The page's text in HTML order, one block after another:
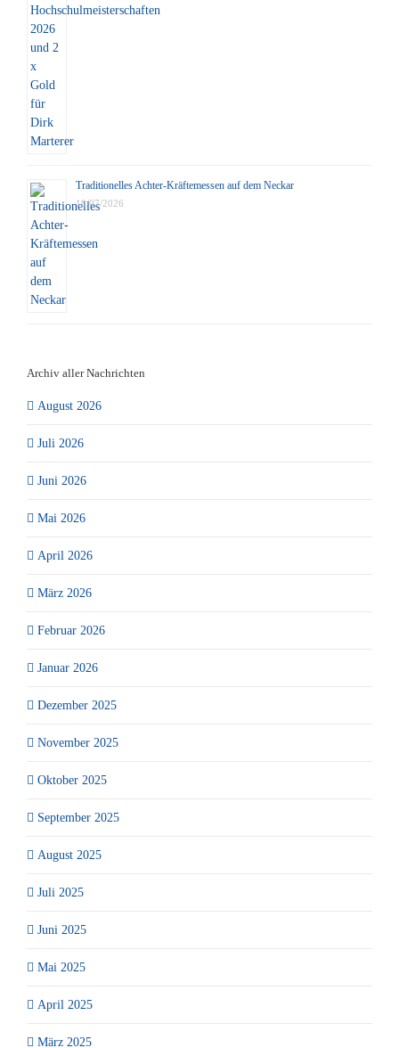
Traditionelles Achter-Kräftemessen auf dem Neckar
19/07/2026
Archiv aller Nachrichten
August 2026
Juli 2026
Juni 2026
Mai 2026
April 2026
März 2026
Februar 2026
Januar 2026
Dezember 2025
November 2025
Oktober 2025
September 2025
August 2025
Juli 2025
Juni 2025
Mai 2025
April 2025
März 2025